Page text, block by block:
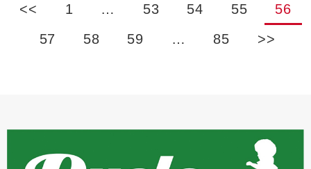
<< 1 … 53 54 55
56
57
58 59 … 85 >>